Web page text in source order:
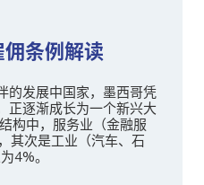
条例解读
的发展中国家，墨西哥凭
正逐渐成长为一个新兴大
构中，服务业（金融服
其次是工业（汽车、石
4%。